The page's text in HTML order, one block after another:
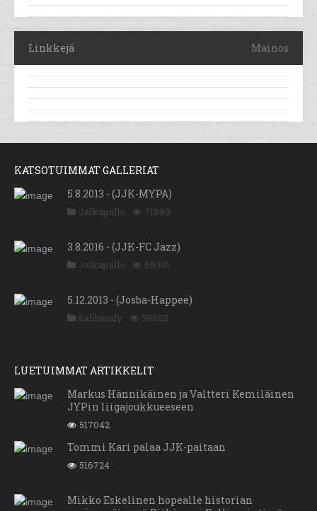
Linkkejä Mainos
KATSOTUIMMAT GALLERIAT
5.8.2013 - (JJK-MYPA)
Jalkapallo 71889
3.8.2016 - (JJK-FC Jazz)
Jalkapallo 65001
5.12.2013 - (Josba-Happee)
Salibandy 58882
LUETUIMMAT ARTIKKELIT
Markus Hännikäinen ja Valtteri Kemiläinen
JYPin liigajoukkueeseen
517042
Tommi Kari palaa JJK-paitaan
516724
Mikko Eskelinen hopealle historian